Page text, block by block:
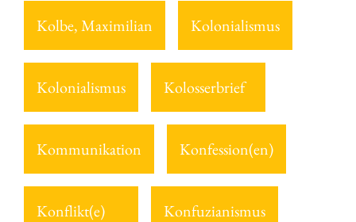
Kolbe, Maximilian Kolonialismus
Kolonialismus Kolosserbrief
Kommunikation Konfession(en)
Konflikt(e) Konfuzianismus